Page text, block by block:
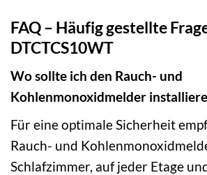
FAQ – Häufig gestellte
DTCTCS10WT
Wo sollte ich den Rauch- und
Kohlenmonoxidmelder
Für eine optimale Sicherheit
Rauch- und
Schlafzimmer, auf jeder Etage